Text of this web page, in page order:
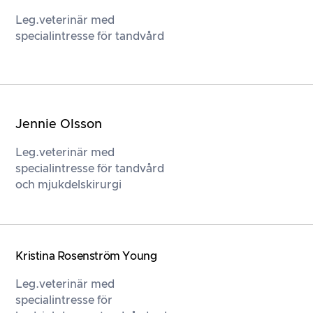
Leg.veterinär med
specialintresse för tandvård
Jennie Olsson
Leg.veterinär med
specialintresse för tandvård
och mjukdelskirurgi
Kristina Rosenström Young
Leg.veterinär med
specialintresse för